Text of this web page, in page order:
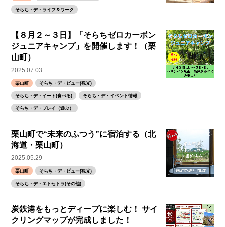
そらち・デ・ライフ＆ワーク
【８月２～３日】「そらちゼロカーボン
ジュニアキャンプ」を開催します！（栗
山町）
2025.07.03
栗山町 そらち・デ・ビュー(観光)
そらち・デ・イート(食べる) そらち・デ・イベント情報
そらち・デ・プレイ（遊ぶ）
栗山町で“未来のふつう”に宿泊する（北
海道・栗山町）
2025.05.29
栗山町 そらち・デ・ビュー(観光)
そらち・デ・エトセトラ(その他)
炭鉄港をもっとディープに楽しむ！ サイ
クリングマップが完成しました！